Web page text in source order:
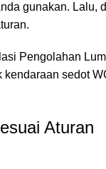
gunakan. Lalu,
Pengolahan
sedot
Aturan